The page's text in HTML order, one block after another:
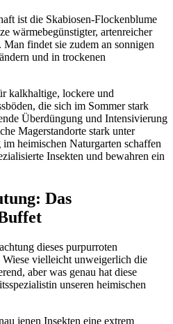
ist die Skabiosen-Flockenblume
wärmebegünstigter, artenreicher
findet sie zudem an sonnigen
und in trockenen
kalkhaltige, lockere und
die sich im Sommer stark
Überdüngung und Intensivierung
Magerstandorte stark unter
heimischen Naturgarten schaffen
Insekten und bewahren ein
Das
dieses purpurroten
vielleicht unweigerlich die
aber was genau hat diese
unseren heimischen
jenen Insekten eine extrem